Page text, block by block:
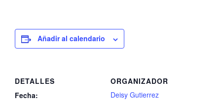
Añadir al calendario
DETALLES
Fecha:
ORGANIZADOR
Deisy Gutierrez